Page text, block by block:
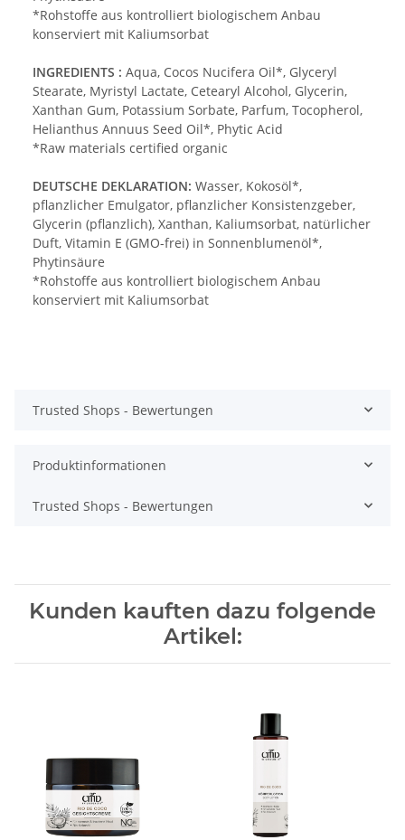
*Rohstoffe aus kontrolliert biologischem Anbau
konserviert mit Kaliumsorbat
INGREDIENTS : Aqua, Cocos Nucifera Oil*, Glyceryl
Stearate, Myristyl Lactate, Cetearyl Alcohol, Glycerin,
Xanthan Gum, Potassium Sorbate, Parfum, Tocopherol,
Helianthus Annuus Seed Oil*, Phytic Acid
*Raw materials certified organic
DEUTSCHE DEKLARATION: Wasser, Kokosöl*,
pflanzlicher Emulgator, pflanzlicher Konsistenzgeber,
Glycerin (pflanzlich), Xanthan, Kaliumsorbat, natürlicher
Duft, Vitamin E (GMO-frei) in Sonnenblumenöl*,
Phytinsäure
*Rohstoffe aus kontrolliert biologischem Anbau
konserviert mit Kaliumsorbat
Trusted Shops - Bewertungen
Produktinformationen
Trusted Shops - Bewertungen
Kunden kauften dazu folgende
Artikel: